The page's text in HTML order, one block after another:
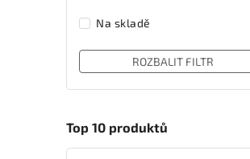
Na skladě
ROZBALIT FILTR
Top 10 produktů